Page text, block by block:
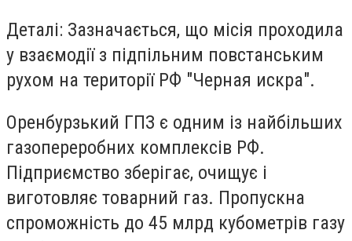
Деталі: Зазначається, що місія проходила
у взаємодії з підпільним повстанським
рухом на території РФ "Черная искра".
Оренбурзький ГПЗ є одним із найбільших
газопереробних комплексів РФ.
Підприємство зберігає, очищує і
виготовляє товарний газ. Пропускна
спроможність до 45 млрд кубометрів газу